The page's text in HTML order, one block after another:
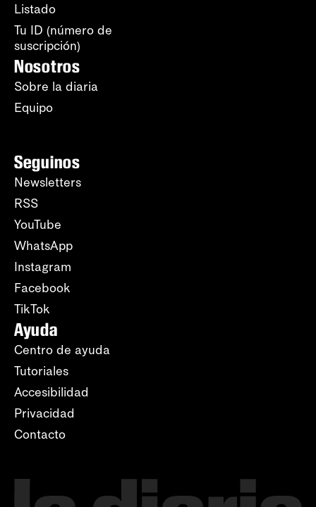
Listado
Tu ID (número de
suscripción)
Nosotros
Sobre la diaria
Equipo
Seguinos
Newsletters
RSS
YouTube
WhatsApp
Instagram
Facebook
TikTok
Ayuda
Centro de ayuda
Tutoriales
Accesibilidad
Privacidad
Contacto